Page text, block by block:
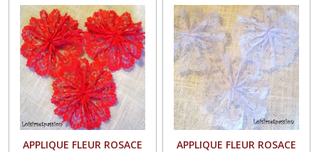
APPLIQUE FLEUR ROSACE
APPLIQUE FLEUR ROSACE